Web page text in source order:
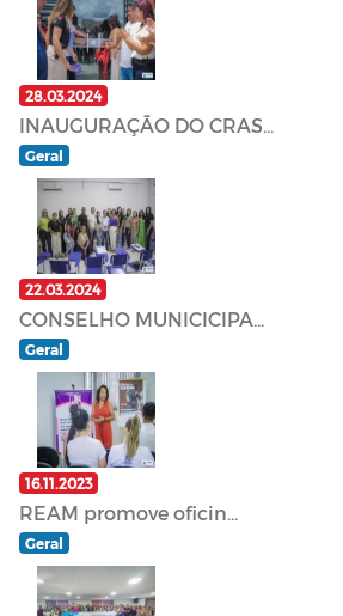
28.03.2024
INAUGURAÇÃO DO CRAS...
Geral
22.03.2024
CONSELHO MUNICICIPA...
Geral
16.11.2023
REAM promove oficin...
Geral